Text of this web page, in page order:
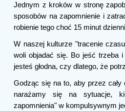
Jednym z kroków w stronę
sposobów na zapomnienie i
robienie tego choć 15 minut
W naszej kulturze "tracenie
woli objadać się. Bo jeść trzeba
jesteś głodna, czy dlatego, że
Godząc się na to, aby przez
narażamy się na sytuacje,
zapomnienia" w kompulsywnym